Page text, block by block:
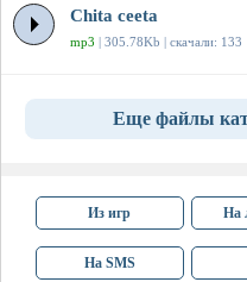
Chita ceeta
mp3 | 305.78Kb | скачали: 133
Еще файлы
Из игр На
На SMS